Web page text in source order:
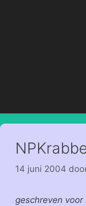
14 juni 2004
geschreven voor